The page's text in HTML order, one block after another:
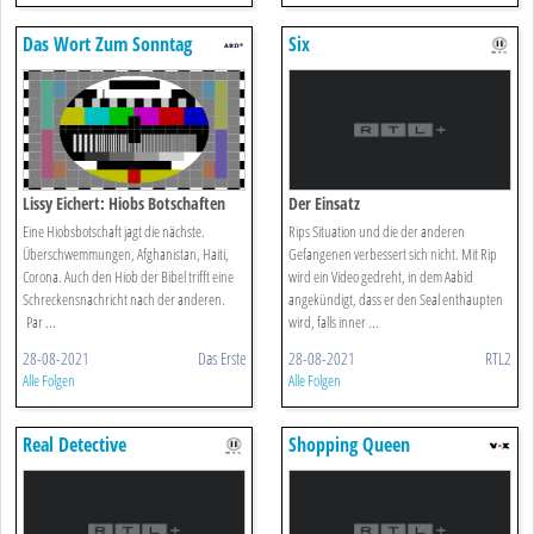
Das Wort Zum Sonntag
Lissy Eichert: Hiobs Botschaften
Eine Hiobsbotschaft jagt die nächste.
Überschwemmungen, Afghanistan, Haiti,
Corona. Auch den Hiob der Bibel trifft eine
Schreckensnachricht nach der anderen.
Par ...
28-08-2021 Das Erste
Alle Folgen
Six
Der Einsatz
Rips Situation und die der anderen
Gefangenen verbessert sich nicht. Mit Rip
wird ein Video gedreht, in dem Aabid
angekündigt, dass er den Seal enthaupten
wird, falls inner ...
28-08-2021 RTL2
Alle Folgen
Real Detective Shopping Queen